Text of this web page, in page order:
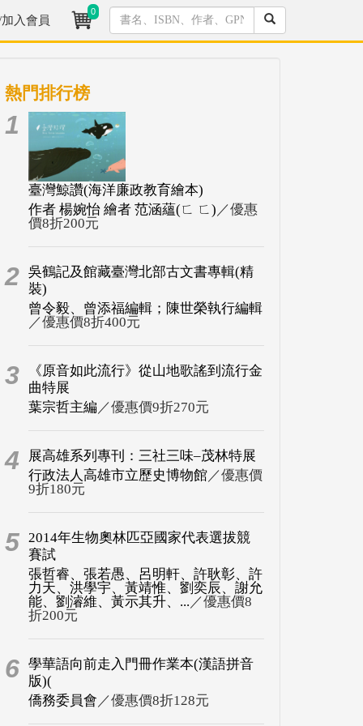
入會員
0
熱門排行榜
1
臺灣鯨讚(海洋廉政教育繪本)
作者 楊婉怡 繪者 范涵蘊(ㄈ ㄈ) ／優惠
價8折200元
2 吳鶴記及館藏臺灣北部古文書專輯(精
裝)
曾令毅、曾添福編輯；陳世榮執行編輯
／優惠價8折400元
3
《原音如此流行》從山地歌謠到流行金
曲特展
葉宗哲主編 ／優惠價9折270元
4
展高雄系列專刊：三社三味–茂林特展
行政法人高雄市立歷史博物館／優惠價
9折180元
5 2014年生物奧林匹亞國家代表選拔競
賽試
張哲睿、張若愚、呂明軒、許耿彰、許
力天、洪學宇、黃靖惟、劉奕辰、謝允
能、劉濬維、黃示其升、... ／優惠價8
折200元
6 學華語向前走入門冊作業本(漢語拼音
版)(
僑務委員會 ／優惠價8折128元